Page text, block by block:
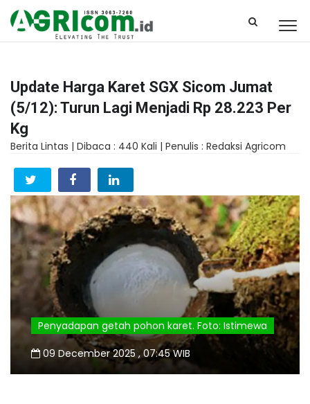
Update Harga Karet SGX Sicom Jumat
(5/12): Turun Lagi Menjadi Rp 28.223 Per
Kg
Berita Lintas | Dibaca : 440 Kali | Penulis : Redaksi Agricom
Penyadapan getah pohon karet. Foto: Istimewa
09 December 2025 , 07:45 WIB